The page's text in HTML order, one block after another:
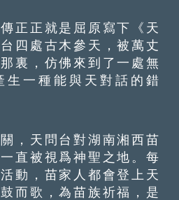
正就是屈原寫下《天
四處古木參天，被萬丈
裏，仿佛來到了一處無
生一種能與天對話的錯
天問台對湖南湘西苗
直被視爲神聖之地。每
動，苗家人都會登上天
而歌，為苗族祈福，是